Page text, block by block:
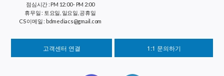
점심시간 : PM 12:00 - PM 2:00
휴무일 : 토요일, 일요일, 공휴일
CS 이메일 : bdmediacs@gmail.com
고객센터 연결 1:1 문의하기